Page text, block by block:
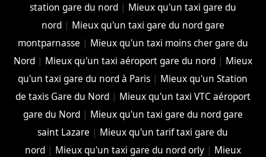
station gare du nord| Mieux qu'un taxi gare du
nord| Mieux qu'un taxi gare du nord gare
montparnasse | Mieux qu'un taxi moins cher gare du
Nord| Mieux qu'un taxi aéroport gare du nord| Mieux
qu'un taxi gare du nord à Paris | Mieux qu'un Station
de taxis Gare du Nord| Mieux qu'un taxi VTC aéroport
gare du Nord| Mieux qu'un taxi gare du nord gare
saint Lazare | Mieux qu'un tarif taxi gare du
nord| Mieux qu'un taxi gare du nord orly| Mieux